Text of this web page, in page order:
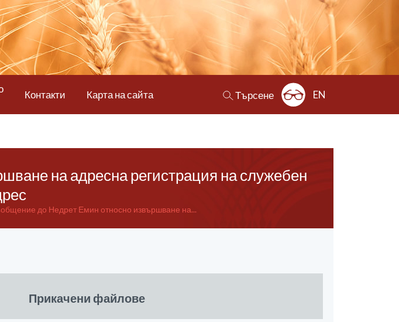
Контакти Карта на сайта Търсене EN
на адресна регистрация на служебен
до Недрет Емин относно извършване на...
Прикачени файлове